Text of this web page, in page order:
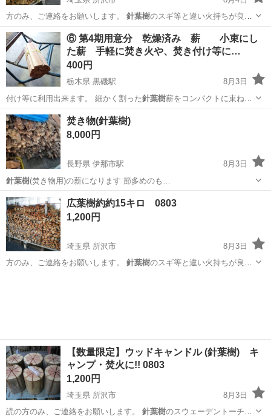
方のみ、ご連絡をお願いします。 針葉樹のスギ等と違い火持ちが良い
ので バー…
埼玉 所沢市 その他
⑥ 第4期用意分 乾燥済み 薪 小束にし
た薪 手軽に焚き火や、焚き付け等に…
400円
栃木県 黒磯駅
8月3日
付け等に利用出来ます。 細かく割った針葉樹薪をコンパクトに束ねた
もの★ キャ…
栃木 那須郡 黒磯駅 その他
焚き物(針葉樹)
8,000円
長野県 伊那市駅
8月3日
針葉樹(焚き物用)の薪になります 節多めのも…
長野 伊那市 伊那市駅 その他
広葉樹約約15キロ 0803
1,200円
埼玉県 所沢市
8月3日
方のみ、ご連絡をお願いします。 針葉樹のスギ等と違い火持ちが良い
【数量限定】ウッドキャンドル (針葉樹) キ
ャンプ・焚火に!! 0803
1,200円
埼玉県 所沢市
8月3日
読の方のみ、ご連絡をお願いします。 針葉樹のスウェーデントーチで